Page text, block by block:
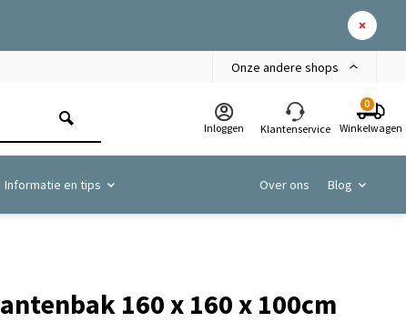
Onze andere shops
Inloggen Klantenservice
0
Winkelwagen
Informatie en tips Over ons Blog
160 x 160 x 100cm